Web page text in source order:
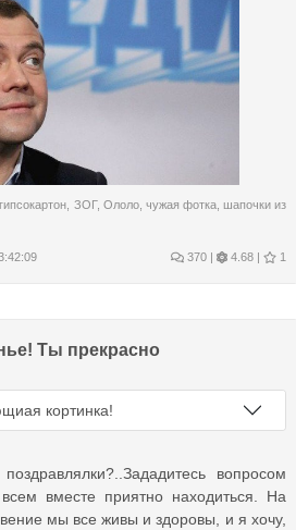
гипсокартон ЗОГ, Ололо, чужая фотка, шапочки из
370 4.68 | 1
Ты прекрасно
кортинка!
вопросом
вместе приятно находиться. На
мы все живы и здоровы, и я хочу,